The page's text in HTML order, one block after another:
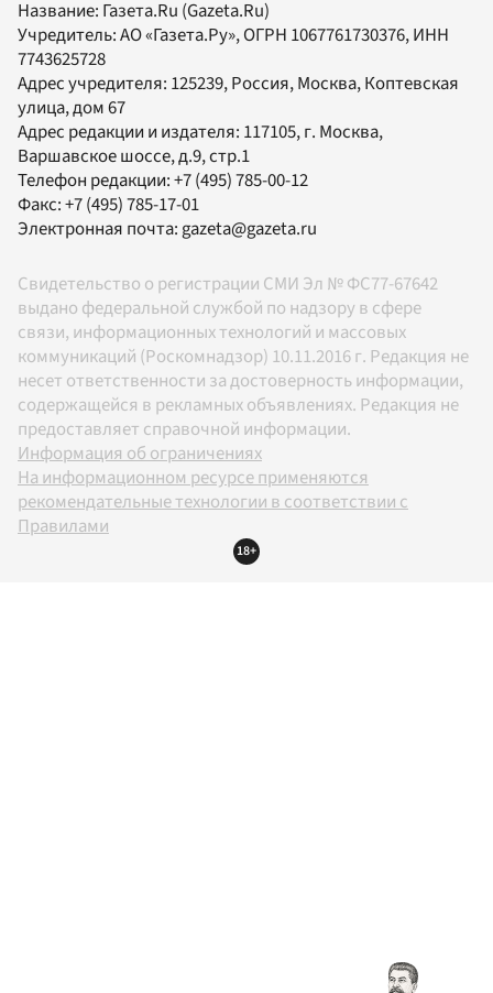
Название: Газета.Ru (Gazeta.Ru)
Учредитель:АО «Газета.Ру», ОГРН 1067761730376, ИНН
7743625728
Адрес учредителя: 125239, Россия, Москва, Коптевская
улица, дом 67
Адрес редакции и издателя: 117105, г. Москва,
Варшавское шоссе, д.9, стр.1
Телефон редакции:+7 (495) 785-00-12
Факс:+7 (495) 785-17-01
Электронная почта: gazeta@gazeta.ru
Свидетельство о регистрации СМИ Эл № ФС77-67642
выдано федеральной службой по надзору в сфере
связи, информационных технологий и массовых
коммуникаций (Роскомнадзор) 10.11.2016 г. Редакция не
несет ответственности за достоверность информации,
содержащейся в рекламных объявлениях. Редакция не
предоставляет справочной информации.
Информация об ограничениях
На информационном ресурсе применяются
рекомендательные технологии в соответствии с
Правилами
18+